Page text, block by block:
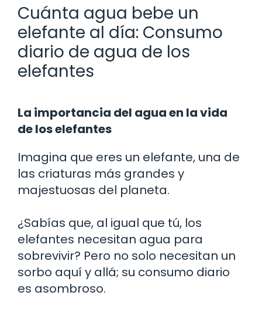
Cuánta agua bebe un
elefante al día: Consumo
diario de agua de los
elefantes
La importancia del agua en la vida
de los elefantes
Imagina que eres un elefante, una de
las criaturas más grandes y
majestuosas del planeta.
¿Sabías que, al igual que tú, los
elefantes necesitan agua para
sobrevivir? Pero no solo necesitan un
sorbo aquí y allá; su consumo diario
es asombroso.